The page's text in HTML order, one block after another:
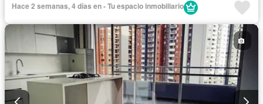
Hace 2 semanas, 4 días en - Tu espacio inmobiliario